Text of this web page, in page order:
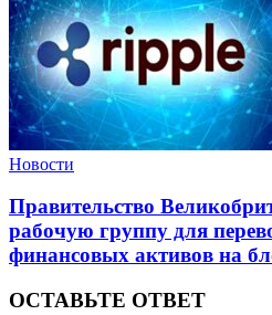
Новости
Правительство
рабочую группу для
финансовых активов на
ОСТАВЬТЕ ОТВЕТ